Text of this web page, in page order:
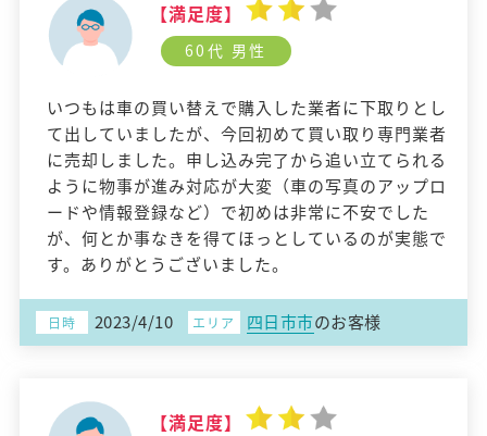
【満足度】
60代 男性
いつもは車の買い替えで購入した業者に下取りとし
て出していましたが、今回初めて買い取り専門業者
に売却しました。申し込み完了から追い立てられる
ように物事が進み対応が大変（車の写真のアップロ
ードや情報登録など）で初めは非常に不安でした
が、何とか事なきを得てほっとしているのが実態で
す。ありがとうございました。
日時 2023/4/10 エリア 四日市市のお客様
【満足度】